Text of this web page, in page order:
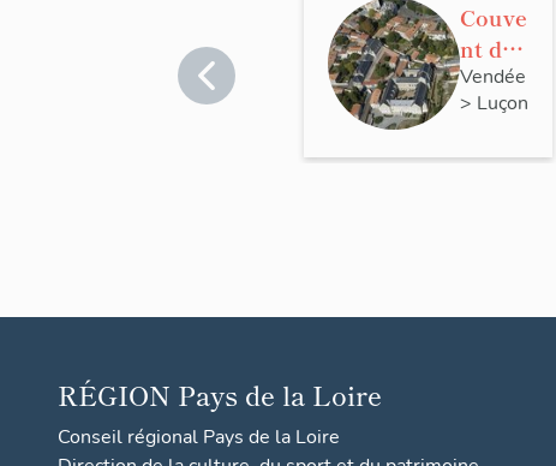
Couve
nt de
carmé
lites
Vendée
> Luçon
RÉGION Pays de la Loire
Conseil régional Pays de la Loire